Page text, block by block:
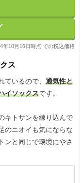
10月16日時点 での税込価格
ス
いるので、 通気性と
イソックスです。
キトサンを練り込んで
のニオイも気にならな
ンと同じで環境にやさ